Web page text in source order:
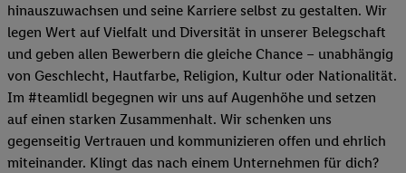
hinauszuwachsen und seine Karriere selbst zu gestalten. Wir
legen Wert auf Vielfalt und Diversität in unserer Belegschaft
und geben allen Bewerbern die gleiche Chance – unabhängig
von Geschlecht, Hautfarbe, Religion, Kultur oder Nationalität.
Im #teamlidl begegnen wir uns auf Augenhöhe und setzen
auf einen starken Zusammenhalt. Wir schenken uns
gegenseitig Vertrauen und kommunizieren offen und ehrlich
miteinander. Klingt das nach einem Unternehmen für dich?